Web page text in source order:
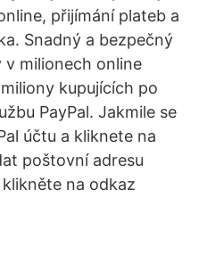
přijímání plateb a
Snadný a bezpečný
milionech online
kupujících po
PayPal. Jakmile se
účtu a kliknete na
poštovní adresu
na odkaz